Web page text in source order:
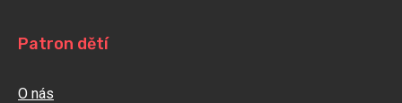
Patron dětí
O nás